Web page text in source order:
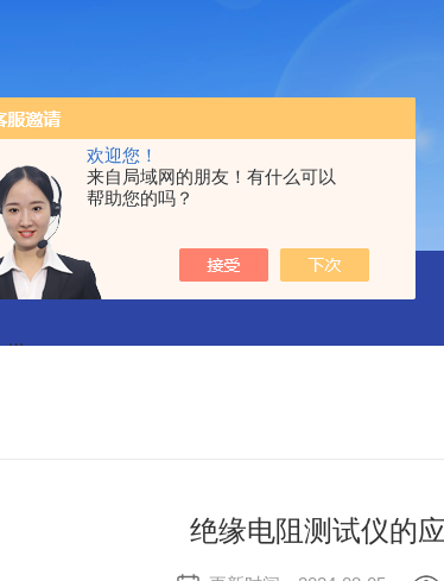
欢迎您！
来自局域网的朋友！有什么可以
帮助您的吗？
AGB-K-0.2-C01-H03池田屋！！TORAY东丽 TZP
绝缘电阻测试仪的